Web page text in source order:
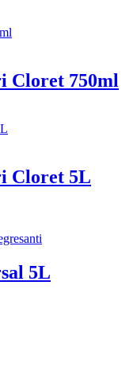
Cloret 750ml
Cloret 5L
5L